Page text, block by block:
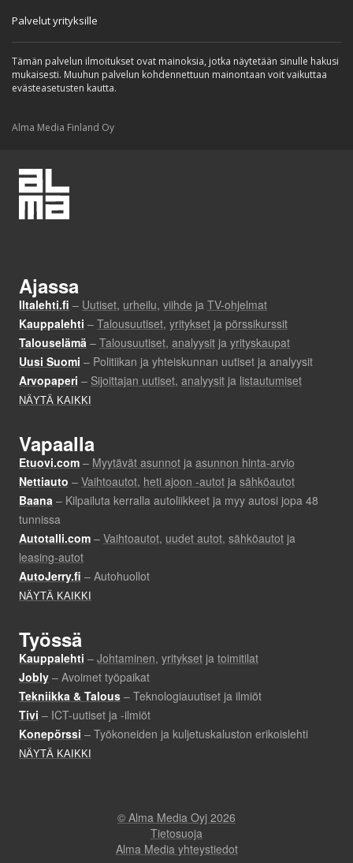
Palvelut yrityksille
Tämän palvelun ilmoitukset ovat mainoksia, jotka näytetään sinulle hakusi
mukaisesti. Muuhun palvelun kohdennettuun mainontaan voit vaikuttaa
evästeasetusten kautta.
Alma Media Finland Oy